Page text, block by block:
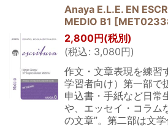
Anaya E.L.E. EN
MEDIO B1 [
2,800円(税別)
(税込: 3,080円)
作文・文章表現を練習
学習者向け）第一部で
申込書・手紙など日常
や、エッセイ・コラム
の文章”。第二部は文